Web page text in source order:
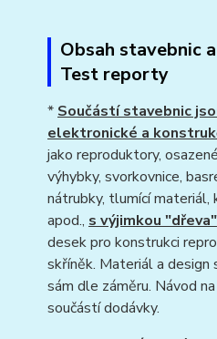
Obsah stavebnic
Test reporty
* Součástí stavebnic
elektronické a
jako reproduktory,
výhybky, svorkovnice,
nátrubky, tlumící materiál,
apod., s výjimkou "dřeva"
desek pro konstrukci
skříněk. Materiál a design
sám dle záměru. Návod
součástí dodávky.